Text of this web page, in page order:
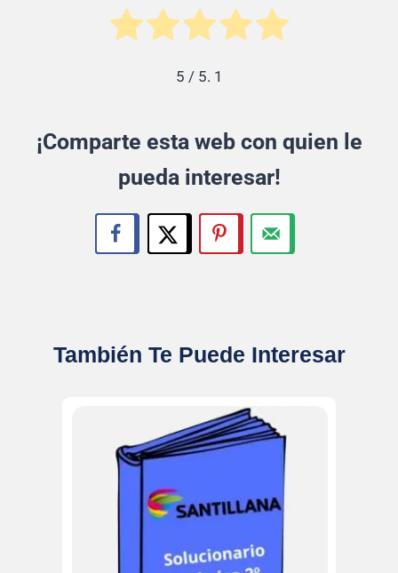
5 / 5. 1
¡Comparte esta web con quien le
pueda interesar!
También Te Puede Interesar